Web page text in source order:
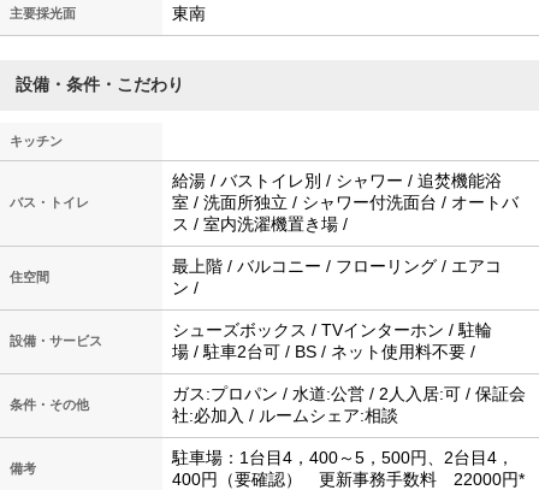
主要採光面 東南
設備・条件・こだわり
キッチン
バス・トイレ
給湯 / バストイレ別 / シャワー / 追焚機能浴
室 / 洗面所独立 / シャワー付洗面台 / オートバ
ス / 室内洗濯機置き場 /
住空間
最上階 / バルコニー / フローリング / エアコ
ン /
設備・サービス
シューズボックス / TVインターホン / 駐輪
場 / 駐車2台可 / BS / ネット使用料不要 /
条件・その他
ガス:プロパン / 水道:公営 / 2人入居:可 / 保証会
社:必加入 / ルームシェア:相談
備考
駐車場：1台目4，400～5，500円、2台目4，
400円（要確認） 更新事務手数料 22000円*